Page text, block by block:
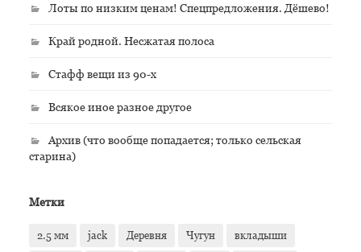
Лоты по низким ценам! Спецпредложения. Дёшево!
Край родной. Несжатая полоса
Стафф вещи из 90-х
Всякое иное разное другое
Архив (что вообще попадается; только сельская
старина)
Метки
2.5 мм jack Деревня Чугун вкладыши